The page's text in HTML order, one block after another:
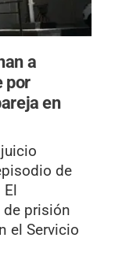
a
por
en
de
El
prisión
el Servicio